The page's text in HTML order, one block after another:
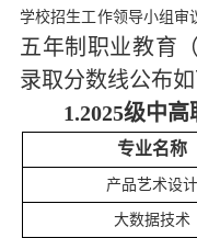
学校招生工作领导小组审
五年制职业教育 （
录取分数线公布如
1.2025级中
专业名称
产品艺术设计
大数据技术